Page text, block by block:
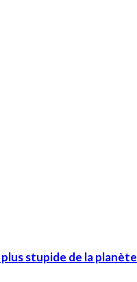
stupide de la planète